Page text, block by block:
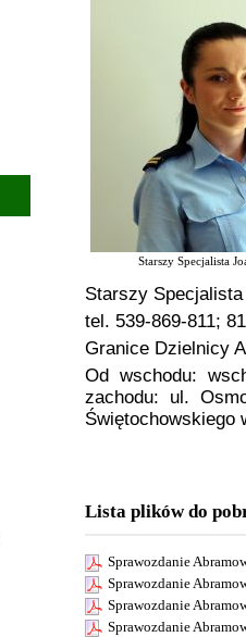
Starszy Specjalista
Starszy
tel. 539-869-811;
Granice Dzielnicy
Od wschodu:
zachodu: ul.
Świętochowskiego
Lista plików do
Sprawozdanie
Sprawozdanie
Sprawozdanie
Sprawozdanie